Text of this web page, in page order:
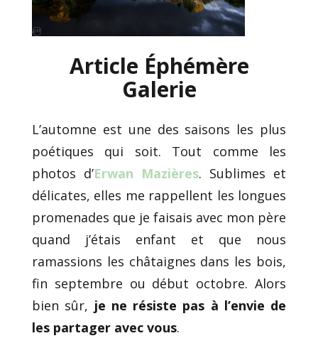
Article Éphémère
Galerie
L’automne est une des saisons les plus
poétiques qui soit. Tout comme les
photos d’Erwan Mazières. Sublimes et
délicates, elles me rappellent les longues
promenades que je faisais avec mon père
quand j’étais enfant et que nous
ramassions les châtaignes dans les bois,
fin septembre ou début octobre. Alors
bien sûr, je ne résiste pas à l’envie de
les partager avec vous.